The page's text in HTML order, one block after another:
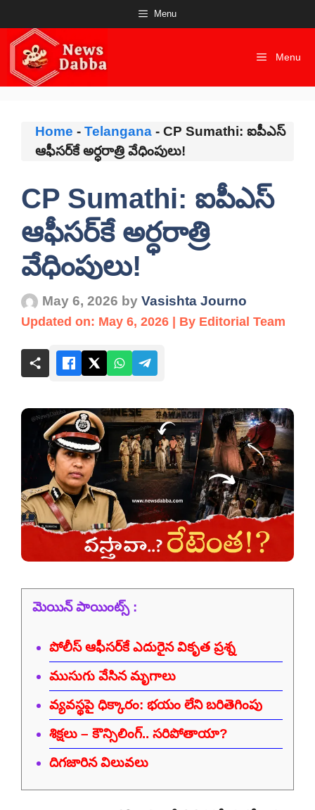
to
content
Menu
Menu
Home - Telangana - CP Sumathi: ఐపీఎస్
ఆఫీసర్‌కే అర్ధరాత్రి వేధింపులు!
CP Sumathi: ఐపీఎస్
ఆఫీసర్‌కే అర్ధరాత్రి
వేధింపులు!
May 6, 2026 by Vasishta Journo
Updated on: May 6, 2026 | By Editorial Team
మెయిన్ పాయింట్స్ :
పోలీస్ ఆఫీసర్‌కే ఎదురైన వికృత ప్రశ్న
ముసుగు వేసిన మృగాలు
వ్యవస్థపై ధిక్కారం: భయం లేని బరితెగింపు
శిక్షలు – కౌన్సిలింగ్.. సరిపోతాయా?
దిగజారిన విలువలు